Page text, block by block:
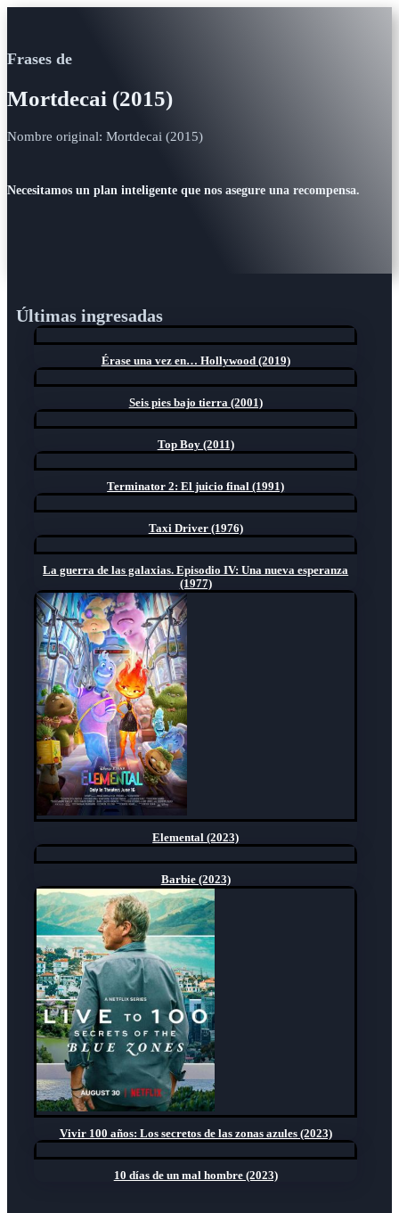
Frases de
Mortdecai (2015)
Nombre original: Mortdecai (2015)
Necesitamos un plan inteligente que nos asegure una recompensa.
Últimas ingresadas
Érase una vez en… Hollywood (2019)
Seis pies bajo tierra (2001)
Top Boy (2011)
Terminator 2: El juicio final (1991)
Taxi Driver (1976)
La guerra de las galaxias. Episodio IV: Una nueva esperanza
(1977)
Elemental (2023)
Barbie (2023)
Vivir 100 años: Los secretos de las zonas azules (2023)
10 días de un mal hombre (2023)